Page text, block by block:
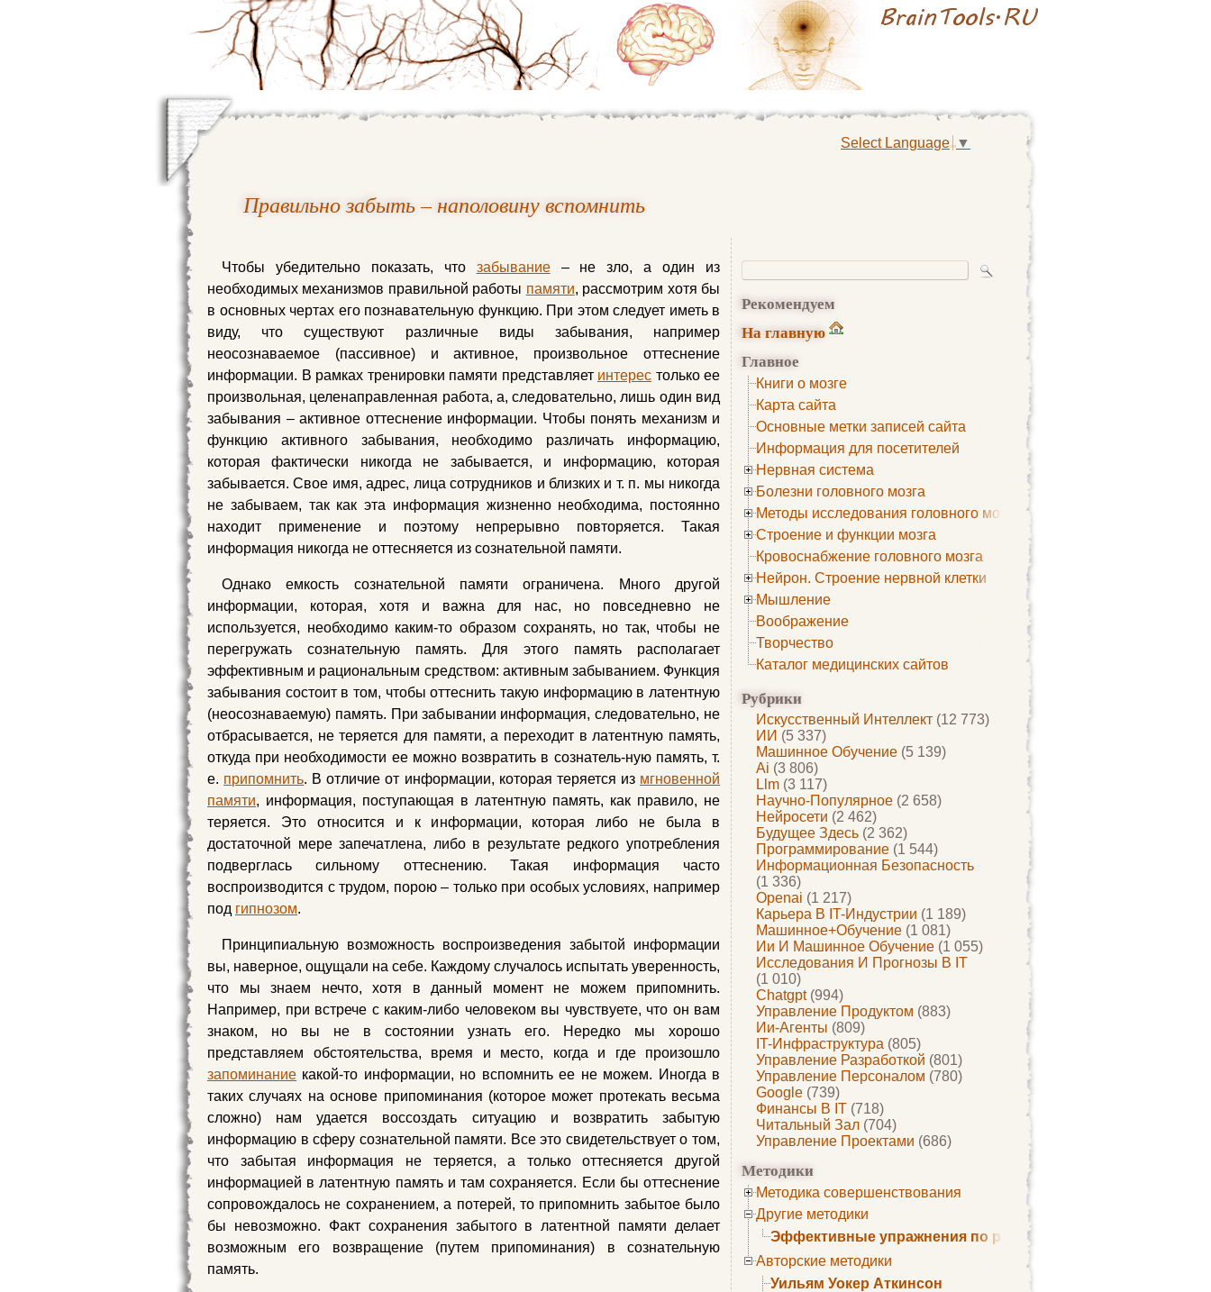
Select Language ▼
Правильно забыть – наполовину вспомнить
Рекомендуем
На главную
Главное
Книги о мозге
Карта сайта
Основные метки записей сайта
Информация для посетителей
Нервная система
Болезни головного мозга
Методы исследования головного мозга
Строение и функции мозга
Кровоснабжение головного мозга
Нейрон. Строение нервной клетки
Мышление
Воображение
Творчество
Каталог медицинских сайтов
Рубрики
Искусственный Интеллект (12 773)
ИИ (5 337)
Машинное Обучение (5 139)
Ai (3 806)
Llm (3 117)
Научно-Популярное (2 658)
Нейросети (2 462)
Будущее Здесь (2 362)
Программирование (1 544)
Информационная Безопасность
(1 336)
Openai (1 217)
Карьера В IT-Индустрии (1 189)
Машинное+обучение (1 081)
Ии И Машинное Обучение (1 055)
Исследования И Прогнозы В IT
(1 010)
Chatgpt(994)
Управление Продуктом (883)
Ии-Агенты (809)
IT-Инфраструктура (805)
Управление Разработкой (801)
Управление Персоналом (780)
Google (739)
Финансы В IT (718)
Читальный Зал (704)
Управление Проектами (686)
Методики
Методика совершенствования
Другие методики
Эффективные упражнения по развитию памяти
Авторские методики
Уильям Уокер Аткинсон
Чтобы убедительно показать, что забывание– не зло, а один из
необходимых механизмов правильной работы памяти, рассмотрим хотя бы
в основных чертах его познавательную функцию. При этом следует иметь в
виду, что существуют различные виды забывания, например
неосознаваемое (пассивное) и активное, произвольное оттеснение
информации. В рамках тренировки памяти представляет интерес только ее
произвольная, целенаправленная работа, а, следовательно, лишь один вид
забывания – активное оттеснение информации. Чтобы понять механизм и
функцию активного забывания, необходимо различать информацию,
которая фактически никогда не забывается, и информацию, которая
забывается. Свое имя, адрес, лица сотрудников и близких и т. п. мы никогда
не забываем, так как эта информация жизненно необходима, постоянно
находит применение и поэтому непрерывно повторяется. Такая
информация никогда не оттесняется из сознательной памяти.
Однако емкость сознательной памяти ограничена. Много другой
информации, которая, хотя и важна для нас, но повседневно не
используется, необходимо каким-то образом сохранять, но так, чтобы не
перегружать сознательную память. Для этого память располагает
эффективным и рациональным средством: активным забыванием. Функция
забывания состоит в том, чтобы оттеснить такую информацию в латентную
(неосознаваемую) память. При забывании информация, следовательно, не
отбрасывается, не теряется для памяти, а переходит в латентную память,
откуда при необходимости ее можно возвратить в сознатель-ную память, т.
е. припомнить. В отличие от информации, которая теряется из мгновенной
памяти, информация, поступающая в латентную память, как правило, не
теряется. Это относится и к информации, которая либо не была в
достаточной мере запечатлена, либо в результате редкого употребления
подверглась сильному оттеснению. Такая информация часто
воспроизводится с трудом, порою – только при особых условиях, например
под гипнозом.
Принципиальную возможность воспроизведения забытой информации
вы, наверное, ощущали на себе. Каждому случалось испытать уверенность,
что мы знаем нечто, хотя в данный момент не можем припомнить.
Например, при встрече с каким-либо человеком вы чувствуете, что он вам
знаком, но вы не в состоянии узнать его. Нередко мы хорошо
представляем обстоятельства, время и место, когда и где произошло
запоминание какой-то информации, но вспомнить ее не можем. Иногда в
таких случаях на основе припоминания (которое может протекать весьма
сложно) нам удается воссоздать ситуацию и возвратить забытую
информацию в сферу сознательной памяти. Все это свидетельствует о том,
что забытая информация не теряется, а только оттесняется другой
информацией в латентную память и там сохраняется. Если бы оттеснение
сопровождалось не сохранением, а потерей, то припомнить забытое было
бы невозможно. Факт сохранения забытого в латентной памяти делает
возможным его возвращение (путем припоминания) в сознательную
память.